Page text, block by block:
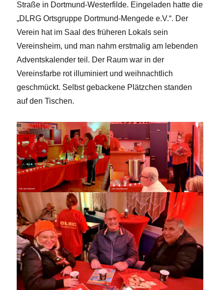
Straße in Dortmund-Westerfilde. Eingeladen hatte die
„DLRG Ortsgruppe Dortmund-Mengede e.V.“. Der
Verein hat im Saal des früheren Lokals sein
Vereinsheim, und man nahm erstmalig am lebenden
Adventskalender teil. Der Raum war in der
Vereinsfarbe rot illuminiert und weihnachtlich
geschmückt. Selbst gebackene Plätzchen standen
auf den Tischen.